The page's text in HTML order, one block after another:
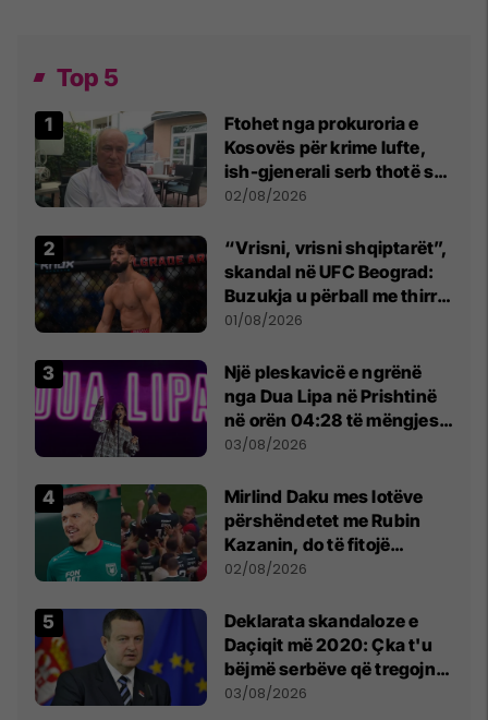
Top 5
Ftohet nga prokuroria e
Kosovës për krime lufte,
ish-gjenerali serb thotë se
dikush e tradhtoi në
02/08/2026
“Vrisni, vrisni shqiptarët”,
skandal në UFC Beograd:
Buzukja u përball me thirrje
anti-shqiptare nga
01/08/2026
Një pleskavicë e ngrënë
nga Dua Lipa në Prishtinë
në orën 04:28 të mëngjesit
- dhe bota digjitale serbe
03/08/2026
Mirlind Daku mes lotëve
përshëndetet me Rubin
Kazanin, do të fitojë
miliona te Spartak Moska
02/08/2026
​Deklarata skandaloze e
Daçiqit më 2020: Çka t'u
bëjmë serbëve që tregojnë
ku janë varrosur shqiptarët
03/08/2026